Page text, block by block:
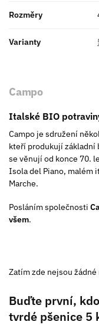
Rozměry
Varianty
Campo
Italské BIO
Campo je sdružení
kteří produkují základní
se věnují od konce 70.
Isola del Piano, malém
Marche.
Posláním společnosti
všem.
Zatím zde nejsou žádné
Buďte první,
tvrdé pšenice 5